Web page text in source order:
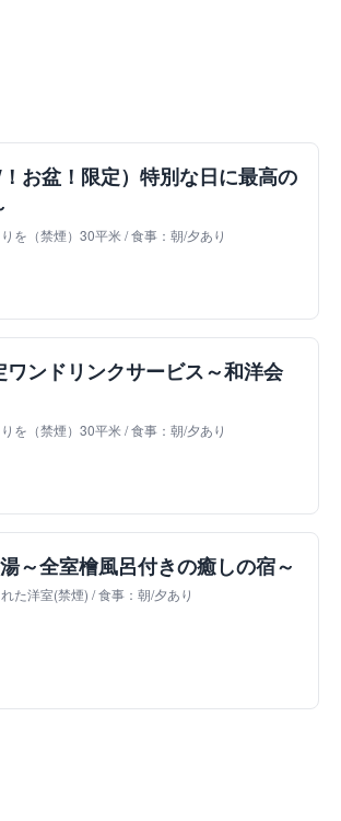
お盆！限定）特別な日に最高の
を（禁煙）30平米 / 食事：朝/夕あり
ワンドリンクサービス～和洋会
を（禁煙）30平米 / 食事：朝/夕あり
～全室檜風呂付きの癒しの宿～
た洋室(禁煙) / 食事：朝/夕あり